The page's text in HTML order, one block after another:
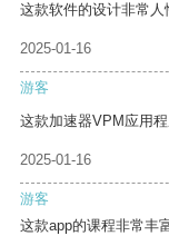
这款软件的设计非常人
2025-01-16
游客
这款加速器VPM应用
2025-01-16
游客
这款app的课程非常丰